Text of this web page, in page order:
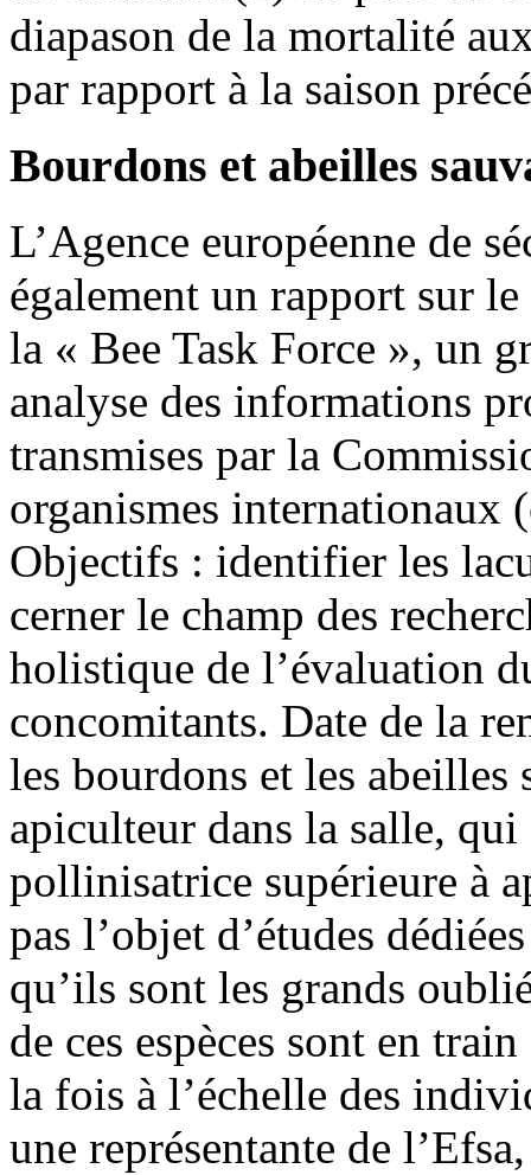
diapason de la mortalité
par rapport à la saison
Bourdons et abeilles
L’Agence européenne de
également un rapport sur
la « Bee Task Force », un
analyse des informations
transmises par la
organismes internationaux
Objectifs : identifier les
cerner le champ des
holistique de l’évaluation
concomitants. Date de la
les bourdons et les abeilles
apiculteur dans la salle,
pollinisatrice supérieure à
pas l’objet d’études
qu’ils sont les grands
de ces espèces sont en
la fois à l’échelle des
une représentante de